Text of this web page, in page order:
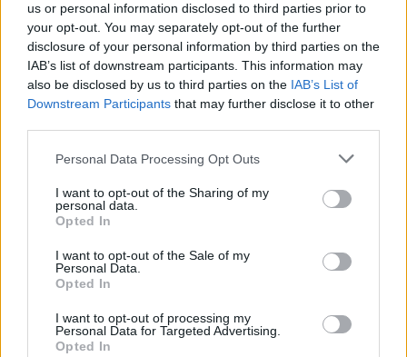
us or personal information disclosed to third parties prior to
your opt-out. You may separately opt-out of the further
disclosure of your personal information by third parties on the
IAB’s list of downstream participants. This information may
also be disclosed by us to third parties on the IAB’s List of
Downstream Participants that may further disclose it to other
Please note that this website/app uses one or more Google
not limited to your visit or usage behaviour. You may click to
grant or deny consent to Google and its third-party tags to
use your data for below specified purposes in below Google
consent section.
Personal Data Processing Opt Outs
I want to opt-out of the Sharing of my
personal data.
Opted In
I want to opt-out of the Sale of my
Personal Data.
Opted In
I want to opt-out of processing my
Personal Data for Targeted Advertising.
Opted In
Video
Player
is
loading.
This
is
a
modal
window.
The media could not be loaded, either because
the server or network failed or because the format
is not supported.
A vita nem magával az eseménnyel, hanem annak
kommunikációjával robbant ki. Amikor az Apple
TV az Instagramon a „women of F1”
megfogalmazással illette az estet, sok rajongó
kifogásolta, hogy a képeken nem mérnökök,